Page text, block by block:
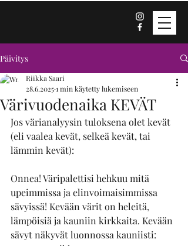
Päivitys
Värivuodenaika KEVÄT
Riikka Saari
28.6.20251 min käytetty lukemiseen
Jos värianalyysin tuloksena olet kevät
(eli vaalea kevät, selkeä kevät, tai
lämmin kevät):
Onnea! Väripalettisi hehkuu mitä
upeimmissa ja elinvoimaisimmissa
sävyissä! Kevään värit on heleitä,
lämpöisiä ja kauniin kirkkaita. Kevään
sävyt näkyvät luonnossa kauniisti: